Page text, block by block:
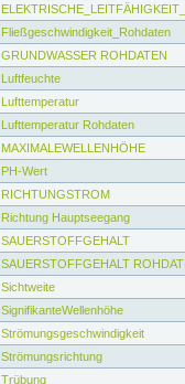
Fließgeschwindigkeit_Rohdaten
GRUNDWASSER ROHDATEN
Luftfeuchte
Lufttemperatur
Lufttemperatur Rohdaten
MAXIMALEWELLENHÖHE
PH-Wert
RICHTUNGSTROM
Richtung Hauptseegang
SAUERSTOFFGEHALT
SAUERSTOFFGEHALT
Sichtweite
SignifikanteWellenhöhe
Strömungsgeschwindigkeit
Strömungsrichtung
Trübung